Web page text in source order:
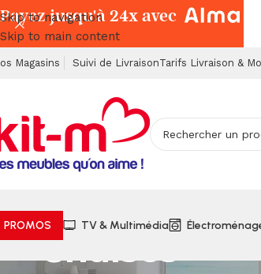
Skip to navigation
Skip to main content
Magasins Suivi de LivraisonTarifs Livraison &
PROMOS TV & Multimédia
Chaises
Payez jusqu'à 24x avec